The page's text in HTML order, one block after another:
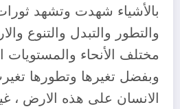
بالأشياء شهدت وتشهد
والتطور والتبدل والتنوع
مختلف الأنحاء والمستويات
وبفضل تغيرها وتطورها
الانسان على هذه الارض ،